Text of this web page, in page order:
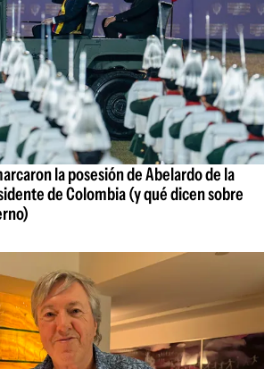
la posesión de Abelardo de la
de Colombia (y qué dicen sobre